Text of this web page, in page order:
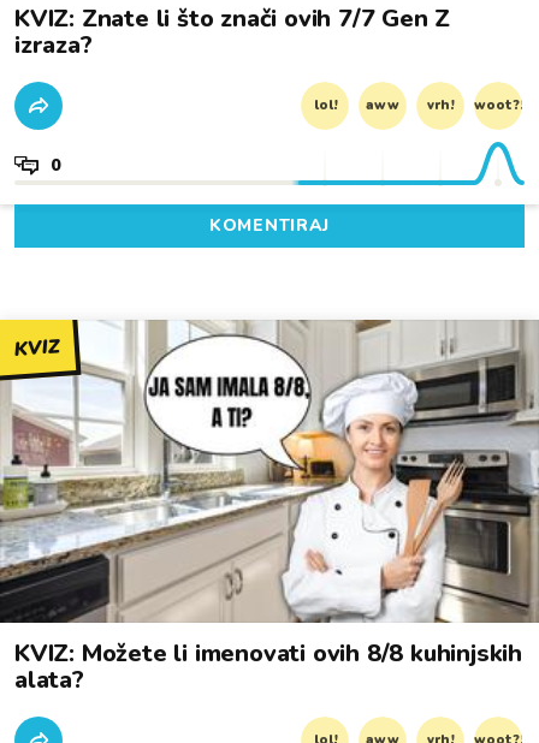
KVIZ: Znate li što znači ovih 7/7 Gen Z
izraza?
lol! aww vrh! woot?!
0
KOMENTIRAJ
KVIZ
KVIZ: Možete li imenovati ovih 8/8 kuhinjskih
alata?
lol! aww vrh! woot?!